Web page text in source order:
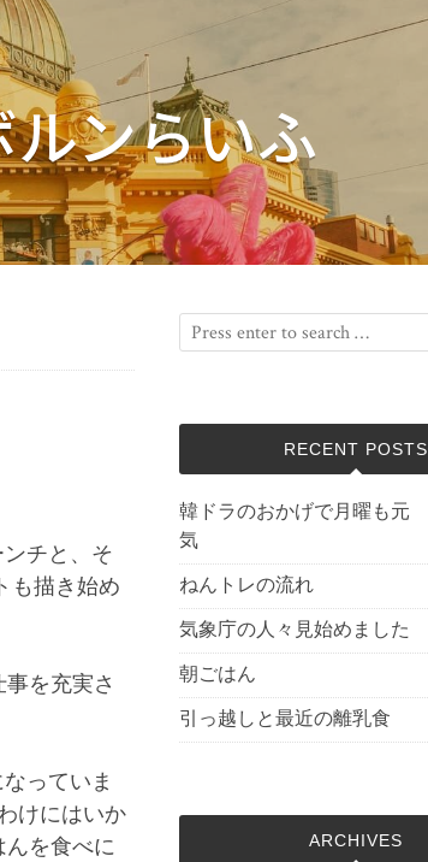
ンらいふ
チと、そ
も描き始め
を充実さ
っていま
けにはいか
を食べに
RECENT POSTS
韓ドラのおかげで月曜も元
気
ねんトレの流れ
気象庁の人々見始めました
朝ごはん
引っ越しと最近の離乳食
ARCHIVES